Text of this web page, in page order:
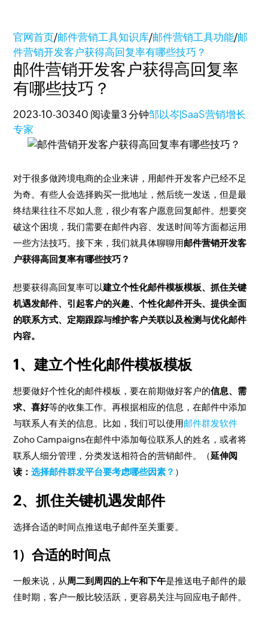
官网首页/邮件营销工具知识库/邮件营销工具功能/邮
件营销开发客户获得高回复率有哪些技巧？
邮件营销开发客户获得高回复率
有哪些技巧？
2023-10-30340 阅读量3 分钟邹以岑|SaaS营销增长
专家
对于很多做跨境电商的企业来讲，用邮件开发客户已经不足
为奇。有些人会选择购买一批地址，然后统一发送，但是最
终结果往往不尽如人意，很少有客户愿意回复邮件。想要突
破这个困境，我们需要在邮件内容、发送时间等方面都运用
一些方法技巧。接下来，我们就具体聊聊用邮件营销开发客
户获得高回复率有哪些技巧？
想要获得高回复率可以建立个性化邮件模板模板、抓住关键
机遇发邮件、引起客户的兴趣、个性化邮件开头、提供全面
的联系方式、定期跟踪与维护客户关联以及检测与优化邮件
内容。
1、建立个性化邮件模板模板
想要做好个性化的邮件模板，要在前期做好客户的信息、需
求、喜好等的收集工作。再根据相应的信息，在邮件中添加
与联系人有关的信息。比如，我们可以使用邮件群发软件
Zoho Campaigns在邮件中添加每位联系人的姓名，或者将
联系人细分管理，分类发送相符合的营销邮件。（延伸阅
读：选择邮件群发平台要考虑哪些因素？ ）
2、抓住关键机遇发邮件
选择合适的时间点推送电子邮件至关重要。
1）合适的时间点
一般来说，从 周二到周四的上午和下午是推送电子邮件的最
佳时期，客户一般比较活跃，更容易关注与回应电子邮件。